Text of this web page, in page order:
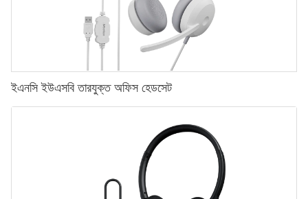
ইএনসি ইউএসবি তারযুক্ত অফিস হেডসেট